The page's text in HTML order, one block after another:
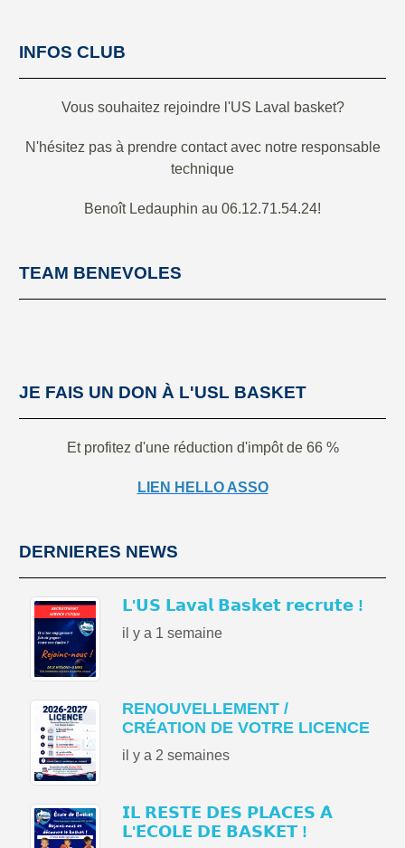
INFOS CLUB
Vous souhaitez rejoindre l'US Laval basket?
N'hésitez pas à prendre contact avec notre responsable
technique
Benoît Ledauphin au 06.12.71.54.24!
TEAM BENEVOLES
JE FAIS UN DON À L'USL BASKET
Et profitez d'une réduction d'impôt de 66 %
LIEN HELLO ASSO
DERNIERES NEWS
𝗟'𝗨𝗦 𝗟𝗮𝘃𝗮𝗹 𝗕𝗮𝘀𝗸𝗲𝘁 𝗿𝗲𝗰𝗿𝘂𝘁𝗲 !
il y a 1 semaine
RENOUVELLEMENT /
CRÉATION DE VOTRE LICENCE
il y a 2 semaines
𝗜𝗟 𝗥𝗘𝗦𝗧𝗘 𝗗𝗘𝗦 𝗣𝗟𝗔𝗖𝗘𝗦 𝗔̀
𝗟'𝗘́𝗖𝗢𝗟𝗘 𝗗𝗘 𝗕𝗔𝗦𝗞𝗘𝗧 !